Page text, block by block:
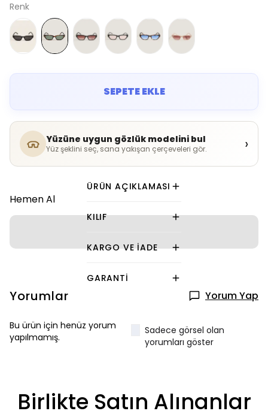
Renk
SEPETE EKLE
Yüzüne uygun gözlük modelini bul
Yüz şeklini seç, sana yakışan çerçeveleri gör. ›
Hemen Al
ÜRÜN AÇIKLAMASI
KILIF
KARGO VE İADE
GARANTI
Yorumlar Yorum Yap
Bu ürün için henüz yorum
yapılmamış.
Sadece görsel olan
yorumları göster
Birlikte Satın Alınanlar